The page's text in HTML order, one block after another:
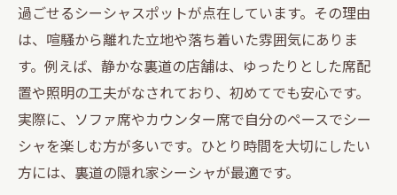
過ごせるシーシャスポットが点在しています。その理由
は、喧騒から離れた立地や落ち着いた雰囲気にありま
す。例えば、静かな裏道の店舗は、ゆったりとした席配
置や照明の工夫がなされており、初めてでも安心です。
実際に、ソファ席やカウンター席で自分のペースでシー
シャを楽しむ方が多いです。ひとり時間を大切にしたい
方には、裏道の隠れ家シーシャが最適です。